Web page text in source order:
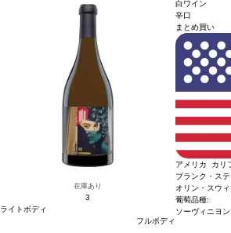
カベルネ・ソーヴィニヨン、カベルネ・フラン、マ
*本ヴィンテージが在庫切れの場合、在
自動的に次のヴィンテージに変更されます、ご了承く
在庫あり
3
ライトボディ
フルボディ
白ワイン
辛口
まとめ買い
アメリカ カリ
ブランク・ス
オリン・スウ
葡萄品種:
ソーヴィニヨ